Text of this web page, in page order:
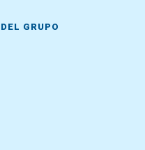
GRUPO